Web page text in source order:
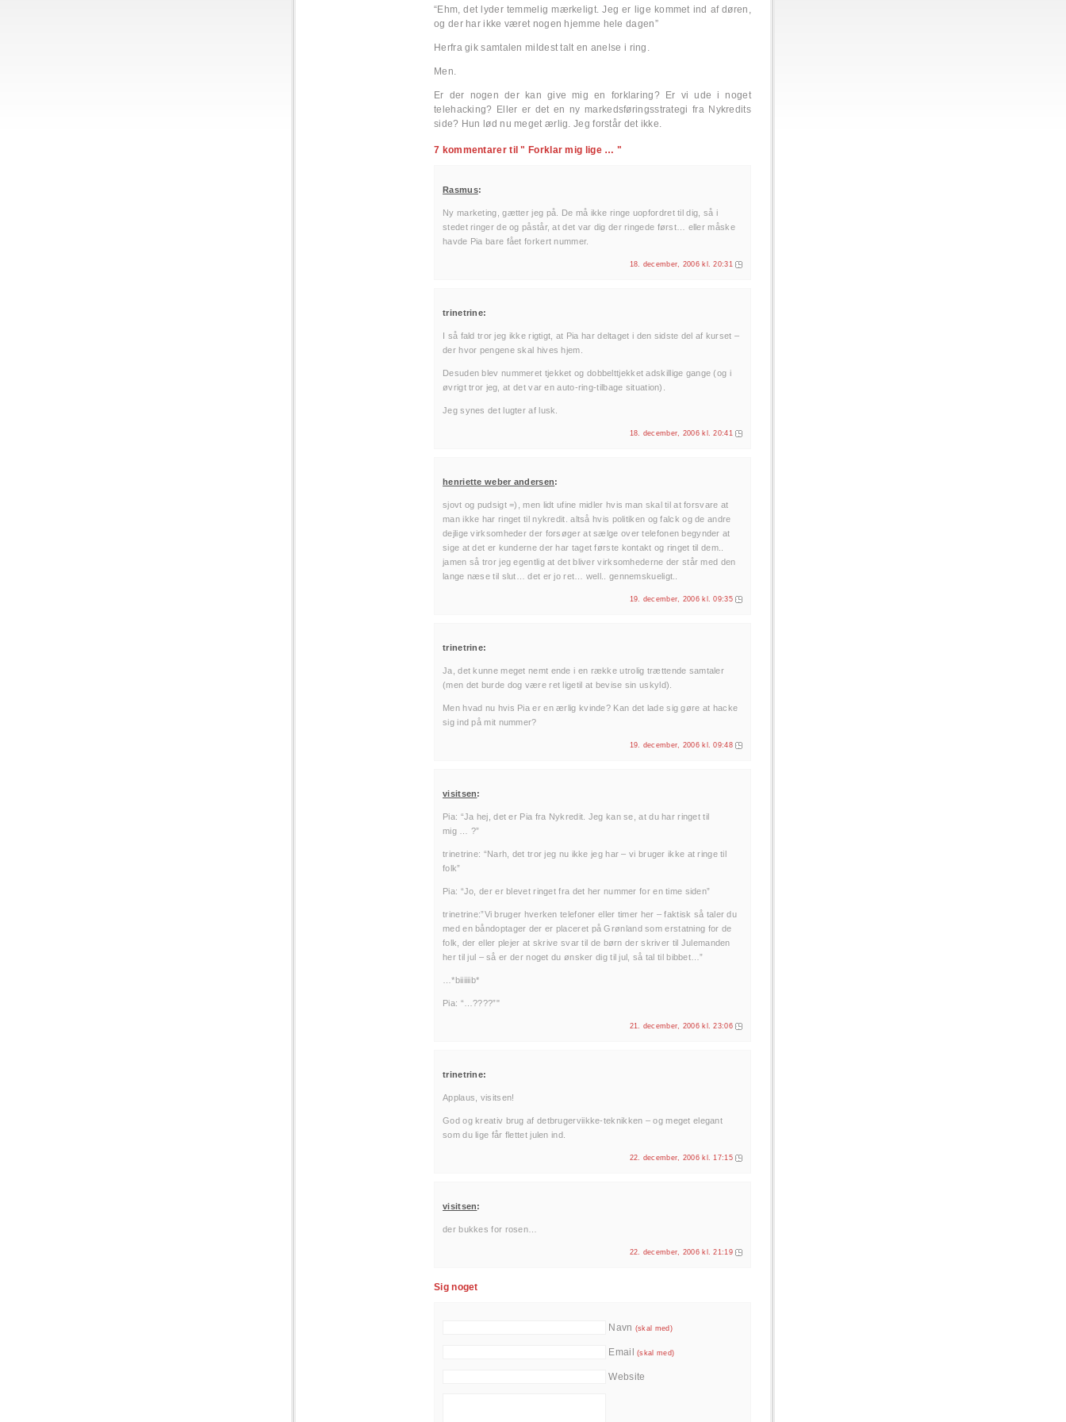
“Ehm, det lyder temmelig mærkeligt. Jeg er lige kommet ind af døren,
og der har ikke været nogen hjemme hele dagen”
Herfra gik samtalen mildest talt en anelse i ring.
Men.
Er der nogen der kan give mig en forklaring? Er vi ude i noget
telehacking? Eller er det en ny markedsføringsstrategi fra Nykredits
side? Hun lød nu meget ærlig. Jeg forstår det ikke.
7 kommentarer til " Forklar mig lige … "
Rasmus:
Ny marketing, gætter jeg på. De må ikke ringe uopfordret til dig, så i
stedet ringer de og påstår, at det var dig der ringede først… eller måske
havde Pia bare fået forkert nummer.
18. december, 2006 kl. 20:31
trinetrine:
I så fald tror jeg ikke rigtigt, at Pia har deltaget i den sidste del af kurset –
der hvor pengene skal hives hjem.
Desuden blev nummeret tjekket og dobbelttjekket adskillige gange (og i
øvrigt tror jeg, at det var en auto-ring-tilbage situation).
Jeg synes det lugter af lusk.
18. december, 2006 kl. 20:41
henriette weber andersen:
sjovt og pudsigt =), men lidt ufine midler hvis man skal til at forsvare at
man ikke har ringet til nykredit. altså hvis politiken og falck og de andre
dejlige virksomheder der forsøger at sælge over telefonen begynder at
sige at det er kunderne der har taget første kontakt og ringet til dem..
jamen så tror jeg egentlig at det bliver virksomhederne der står med den
lange næse til slut… det er jo ret… well.. gennemskueligt..
19. december, 2006 kl. 09:35
trinetrine:
Ja, det kunne meget nemt ende i en række utrolig trættende samtaler
(men det burde dog være ret ligetil at bevise sin uskyld).
Men hvad nu hvis Pia er en ærlig kvinde? Kan det lade sig gøre at hacke
sig ind på mit nummer?
19. december, 2006 kl. 09:48
visitsen:
Pia: “Ja hej, det er Pia fra Nykredit. Jeg kan se, at du har ringet til
mig … ?”
trinetrine: “Narh, det tror jeg nu ikke jeg har – vi bruger ikke at ringe til
folk”
Pia: “Jo, der er blevet ringet fra det her nummer for en time siden”
trinetrine:”Vi bruger hverken telefoner eller timer her – faktisk så taler du
med en båndoptager der er placeret på Grønland som erstatning for de
folk, der eller plejer at skrive svar til de børn der skriver til Julemanden
her til jul – så er der noget du ønsker dig til jul, så tal til bibbet…”
…*biiiiiib*
Pia: “…????”"
21. december, 2006 kl. 23:06
trinetrine:
Applaus, visitsen!
God og kreativ brug af detbrugerviikke-teknikken – og meget elegant
som du lige får flettet julen ind.
22. december, 2006 kl. 17:15
visitsen:
der bukkes for rosen…
22. december, 2006 kl. 21:19
Sig noget
Navn (skal med)
Email(skal med)
Website